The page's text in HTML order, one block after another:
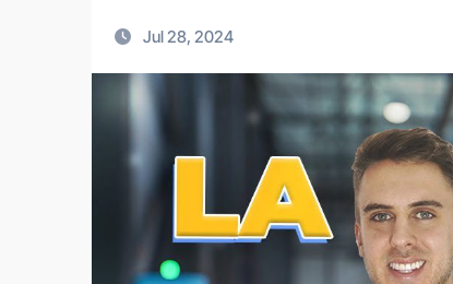
Jul 28, 2024